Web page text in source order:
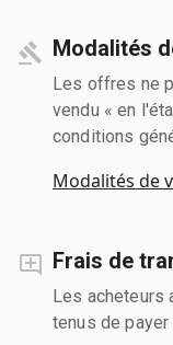
Modalités
Les offres ne
vendu « en
conditions
Modalités de
Frais de
Les acheteurs
tenus de